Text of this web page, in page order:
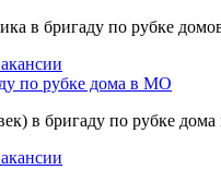
в бригаду по рубке
по рубке дома в МО
в бригаду по рубке